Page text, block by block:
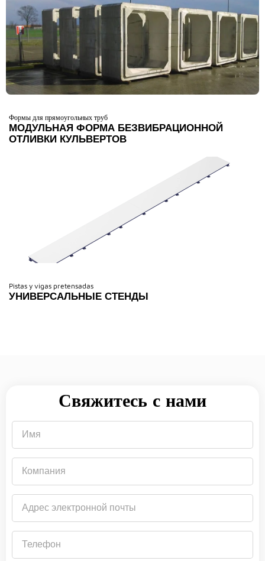
Формы для прямоугольных труб
МОДУЛЬНАЯ ФОРМА БЕЗВИБРАЦИОННОЙ
ОТЛИВКИ КУЛЬВЕРТОВ
Pistas y vigas pretensadas
УНИВЕРСАЛЬНЫЕ СТЕНДЫ
Свяжитесь с нами
электронной
почты